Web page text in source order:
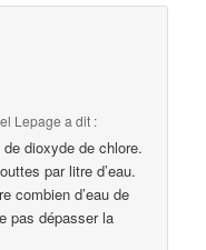
Lepage a dit :
dioxyde de chlore.
par litre d’eau.
combien d’eau de
pas dépasser la